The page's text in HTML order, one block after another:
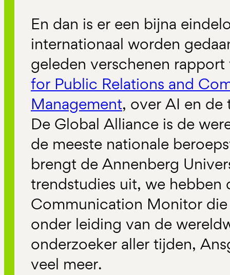
En dan is er een bijna
internationaal worden
geleden verschenen
for Public Relations and
Management, over AI en de
De Global Alliance is de
de meeste nationale
brengt de Annenberg
trendstudies uit, we hebben
Communication Monitor
onder leiding van de
onderzoeker aller tijden,
veel meer.